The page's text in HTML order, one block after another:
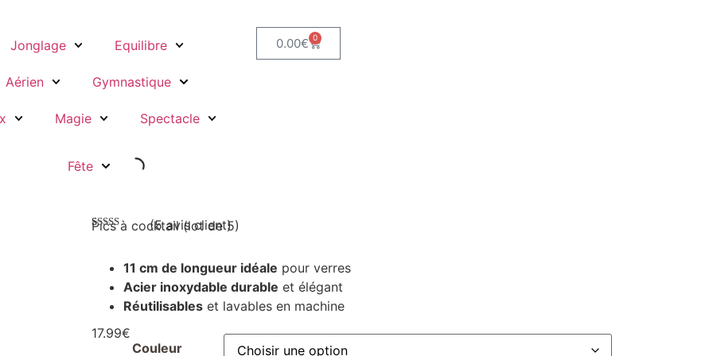
Jonglage Equilibre
Aérien Gymnastique
Magie Spectacle
Fête
0.00€ 0
Pics à cocktail (lot de 5)
notations
(5avis client)
11 cm de longueur idéale pour verres
Acier inoxydable durable et élégant
Réutilisableset lavables en machine
17.99€
Couleur